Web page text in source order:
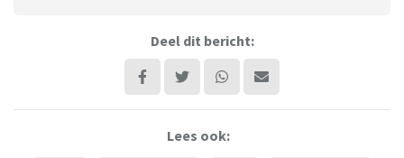
Deel dit bericht:
Lees ook: